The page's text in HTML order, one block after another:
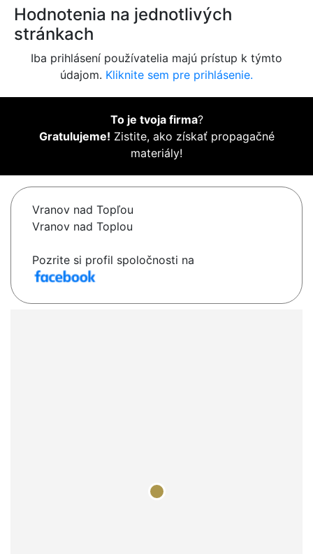
Hodnotenia na jednotlivých
stránkach
Iba prihlásení používatelia majú prístup k týmto
údajom. Kliknite sem pre prihlásenie.
To je tvoja firma?
Gratulujeme! Zistite, ako získať propagačné
materiály!
Vranov nad Topľou
Vranov nad Toplou
Pozrite si profil spoločnosti na